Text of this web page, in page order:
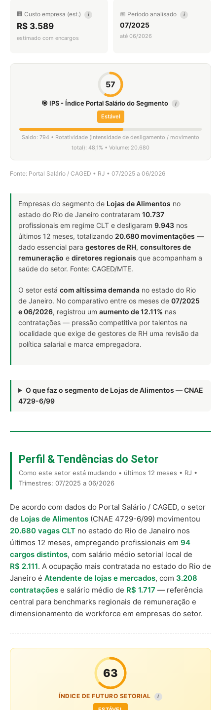
🏢 Custo empresa (est.) i
R$ 3.589
estimado com encargos
📅 Período analisado i
07/2025
até 06/2026
57
🎯 IPS - Índice Portal Salário do Segmento i
Estável
Saldo: 794 • Rotatividade (intensidade de desligamento / movimento
total): 48,1% • Volume: 20.680
Fonte: Portal Salário / CAGED • RJ • 07/2025 a 06/2026
Empresas do segmento de Lojas de Alimentos no
estado do Rio de Janeiro contrataram 10.737
profissionais em regime CLT e desligaram 9.943 nos
últimos 12 meses, totalizando 20.680 movimentações —
dado essencial para gestores de RH, consultores de
remuneração e diretores regionais que acompanham a
saúde do setor. Fonte: CAGED/MTE.
O setor está com altíssima demanda no estado do Rio
de Janeiro. No comparativo entre os meses de 07/2025
e 06/2026, registrou um aumento de 12.11% nas
contratações — pressão competitiva por talentos na
localidade que exige de gestores de RH uma revisão da
política salarial e marca empregadora.
O que faz o segmento de Lojas de Alimentos — CNAE
4729-6/99
Perfil & Tendências do Setor
Como este setor está mudando • últimos 12 meses • RJ •
Trimestres: 07/2025 a 06/2026
De acordo com dados do Portal Salário / CAGED, o setor
de Lojas de Alimentos (CNAE 4729-6/99) movimentou
20.680 vagas CLT no estado do Rio de Janeiro nos
últimos 12 meses, empregando profissionais em 94
cargos distintos, com salário médio setorial local de
R$ 2.111. A ocupação mais contratada no estado do Rio de
Janeiro é Atendente de lojas e mercados, com 3.208
contratações e salário médio de R$ 1.717 — referência
central para benchmarks regionais de remuneração e
dimensionamento de workforce em empresas do setor.
63
ÍNDICE DE FUTURO SETORIAL I